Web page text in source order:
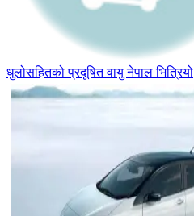
धुलोसहितको प्रदूषित वायु नेपाल भित्रियो